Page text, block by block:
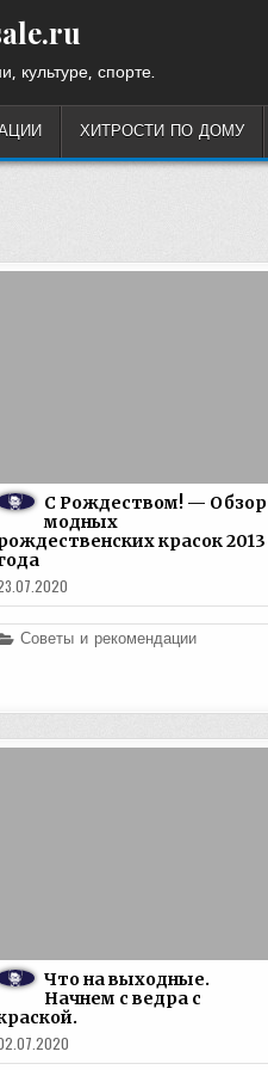
культуре, спорте.
ХИТРОСТИ ПО ДОМУ
С Рождеством! — Обзор
модных
красок 2013
Posted
Советы и рекомендации
Что на выходные.
Начнем с ведра с